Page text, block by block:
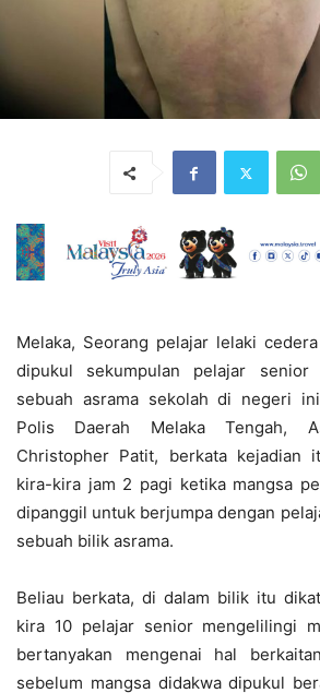
Melaka, Seorang pelajar lelaki
dipukul sekumpulan pelajar
sebuah asrama sekolah di negeri
Polis Daerah Melaka Tengah,
Christopher Patit, berkata kejadian
kira-kira jam 2 pagi ketika mangsa
dipanggil untuk berjumpa dengan
sebuah bilik asrama.
Beliau berkata, di dalam bilik itu
kira 10 pelajar senior mengelilingi
bertanyakan mengenai hal
sebelum mangsa didakwa dipukul